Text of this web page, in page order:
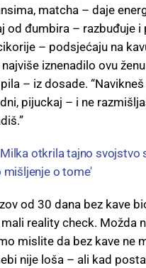
matcha – daje
od đumbira – razbuđuje i
– podsjećaju na
iznenadilo ovu
– iz dosade.
pijuckaj – i ne
otkrila tajno svojstvo
mišljenje o tome'
od 30 dana bez kave
reality check. Možda
mislite da bez kave ne
nije loša – ali kad